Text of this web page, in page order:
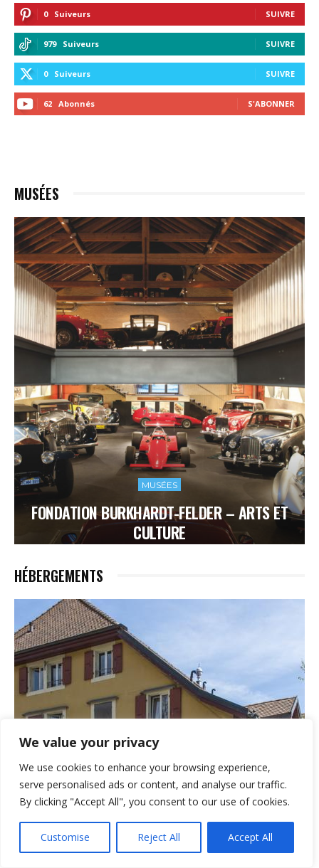
We value your privacy
We use cookies to enhance your browsing experience,
serve personalised ads or content, and analyse our traffic.
By clicking "Accept All", you consent to our use of cookies.
Customise Reject All Accept All
0 Suiveurs SUIVRE
979 Suiveurs SUIVRE
0 Suiveurs SUIVRE
62 Abonnés S'ABONNER
MUSÉES
MUSÉES
FONDATION BURKHARDT-FELDER – ARTS ET
CULTURE
HÉBERGEMENTS